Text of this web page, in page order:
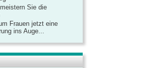
Sie die
Frauen jetzt eine
ins Auge...